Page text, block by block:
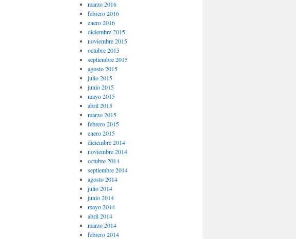
marzo 2016
febrero 2016
enero 2016
diciembre 2015
noviembre 2015
octubre 2015
septiembre 2015
agosto 2015
julio 2015
junio 2015
mayo 2015
abril 2015
marzo 2015
febrero 2015
enero 2015
diciembre 2014
noviembre 2014
octubre 2014
septiembre 2014
agosto 2014
julio 2014
junio 2014
mayo 2014
abril 2014
marzo 2014
febrero 2014